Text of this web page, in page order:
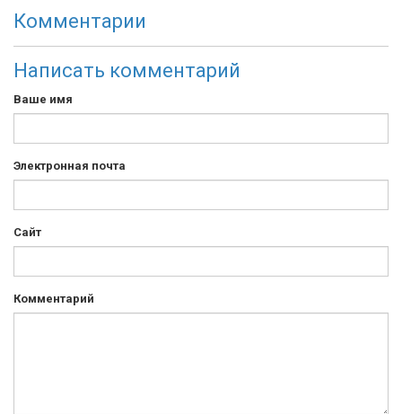
Комментарии
Написать комментарий
Ваше имя
Электронная почта
Сайт
Комментарий